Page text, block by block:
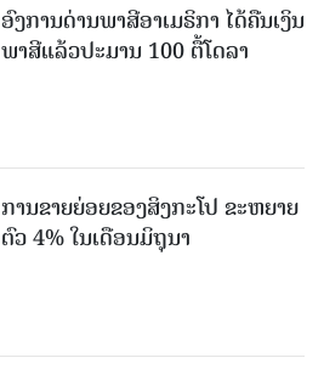
ອົງການດ່ານພາສີອາເມຣິກາ ໄດ້ຄືນເງິນ
ພາສີແລ້ວປະມານ 100 ຕື້ໂດລາ
ການຂາຍຍ່ອຍຂອງສິງກະໂປ ຂະຫຍາຍ
ຕົວ 4% ໃນເດືອນມິຖຸນາ